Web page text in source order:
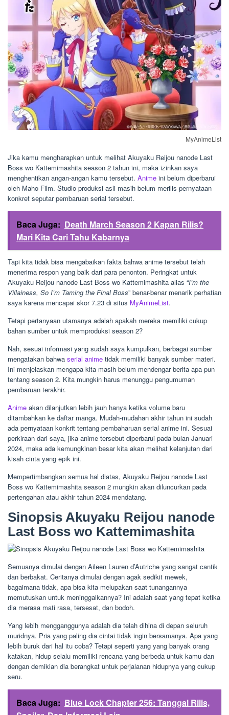
MyAnimeList
Jika kamu mengharapkan untuk melihat Akuyaku Reijou nanode Last
Boss wo Kattemimashita season 2 tahun ini, maka izinkan saya
menghentikan angan-angan kamu tersebut. Anime ini belum diperbarui
oleh Maho Film. Studio produksi asli masih belum merilis pernyataan
konkret seputar pembaruan serial tersebut.
Baca Juga: Death March Season 2 Kapan Rilis?
Mari Kita Cari Tahu Kabarnya
Tapi kita tidak bisa mengabaikan fakta bahwa anime tersebut telah
menerima respon yang baik dari para penonton. Peringkat untuk
Akuyaku Reijou nanode Last Boss wo Kattemimashita alias “I’m the
Villainess, So I’m Taming the Final Boss” benar-benar menarik perhatian
saya karena mencapai skor 7.23 di situs MyAnimeList.
Tetapi pertanyaan utamanya adalah apakah mereka memiliki cukup
bahan sumber untuk memproduksi season 2?
Nah, sesuai informasi yang sudah saya kumpulkan, berbagai sumber
mengatakan bahwa serial anime tidak memiliki banyak sumber materi.
Ini menjelaskan mengapa kita masih belum mendengar berita apa pun
tentang season 2. Kita mungkin harus menunggu pengumuman
pembaruan terakhir.
Anime akan dilanjutkan lebih jauh hanya ketika volume baru
ditambahkan ke daftar manga. Mudah-mudahan akhir tahun ini sudah
ada pernyataan konkrit tentang pembaharuan serial anime ini. Sesuai
perkiraan dari saya, jika anime tersebut diperbarui pada bulan Januari
2024, maka ada kemungkinan besar kita akan melihat kelanjutan dari
kisah cinta yang epik ini.
Mempertimbangkan semua hal diatas, Akuyaku Reijou nanode Last
Boss wo Kattemimashita season 2 mungkin akan diluncurkan pada
pertengahan atau akhir tahun 2024 mendatang.
Sinopsis Akuyaku Reijou nanode
Last Boss wo Kattemimashita
Semuanya dimulai dengan Aileen Lauren d’Autriche yang sangat cantik
dan berbakat. Ceritanya dimulai dengan agak sedikit mewek,
bagaimana tidak, apa bisa kita melupakan saat tunangannya
memutuskan untuk meninggalkannya? Ini adalah saat yang tepat ketika
dia merasa mati rasa, tersesat, dan bodoh.
Yang lebih mengganggunya adalah dia telah dihina di depan seluruh
muridnya. Pria yang paling dia cintai tidak ingin bersamanya. Apa yang
lebih buruk dari hal itu coba? Tetapi seperti yang yang banyak orang
katakan, hidup selalu memiliki rencana yang berbeda untuk kamu dan
dengan demikian dia berangkat untuk perjalanan hidupnya yang cukup
seru.
Baca Juga: Blue Lock Chapter 256: Tanggal Rilis,